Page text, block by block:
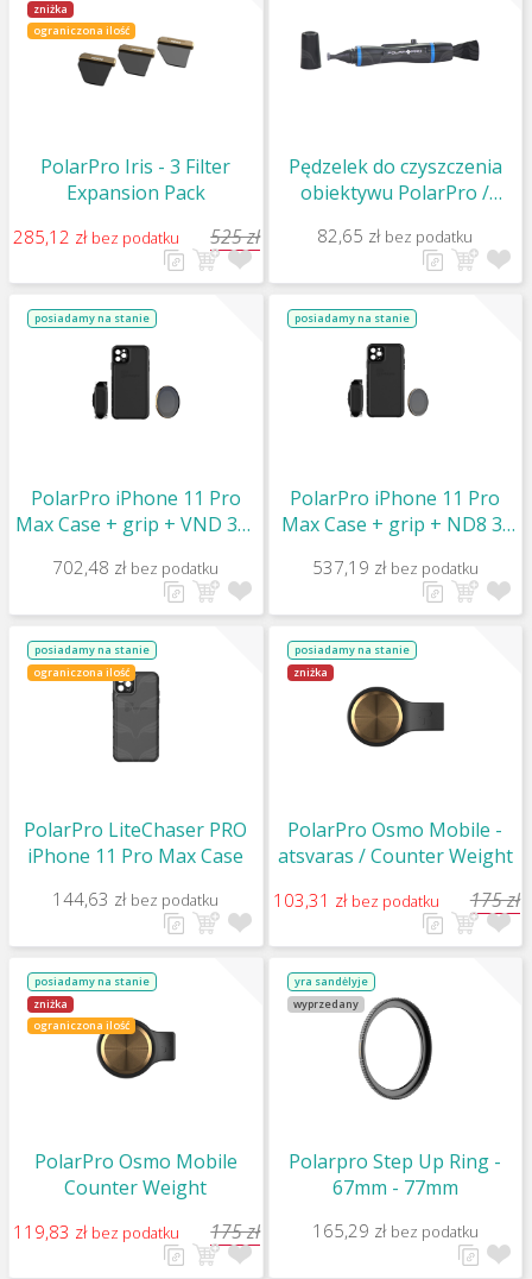
zniżka
ograniczona ilość
PolarPro Iris - 3 Filter
Expansion Pack
285,12 zł bez podatku 525 zł
Pędzelek do czyszczenia
obiektywu PolarPro /
Cleaner
82,65 zł bez podatku
posiadamy na stanie
PolarPro iPhone 11 Pro
Max Case + grip + VND 3-5
702,48 zł bez podatku
posiadamy na stanie
PolarPro iPhone 11 Pro
Max Case + grip + ND8 3-
537,19 zł bez podatku
posiadamy na stanie
ograniczona ilość
PolarPro LiteChaser PRO
iPhone 11 Pro Max Case
144,63 zł bez podatku
posiadamy na stanie
zniżka
PolarPro Osmo Mobile -
atsvaras / Counter Weight
103,31 zł bez podatku 175 zł
posiadamy na stanie
zniżka
ograniczona ilość
PolarPro Osmo Mobile
Counter Weight
119,83 zł bez podatku 175 zł
yra sandėlyje
wyprzedany
Polarpro Step Up Ring -
67mm - 77mm
165,29 zł bez podatku